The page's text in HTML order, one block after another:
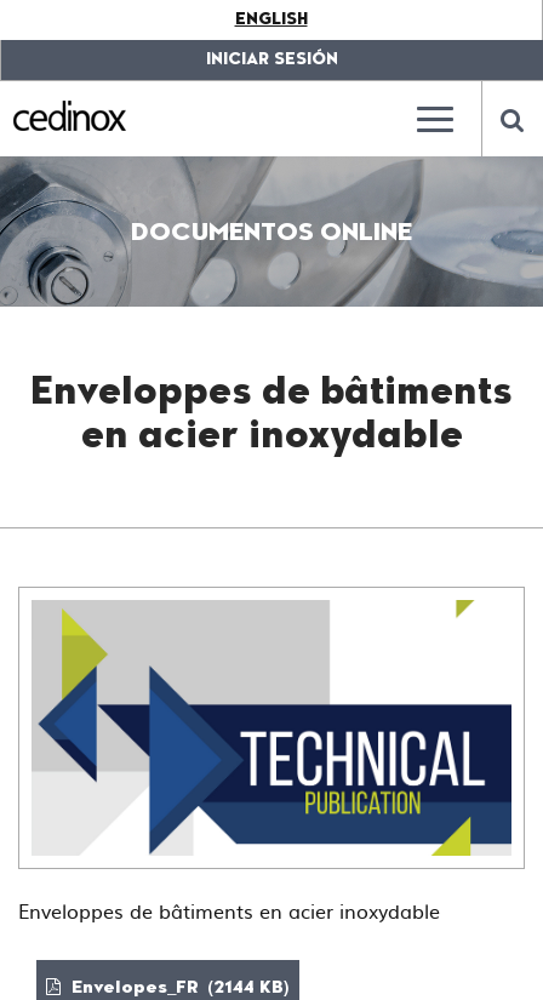
label.access.jump.content???
???
label.access.jump.header???
label.access.jump.footer???
???
label.access.jump.menu???
ENGLISH
INICIAR SESIÓN
???
???
DOCUMENTOS ONLINE
Enveloppes de bâtiments
en acier inoxydable
Enveloppes de bâtiments en acier inoxydable
Envelopes_FR (2144 KB)